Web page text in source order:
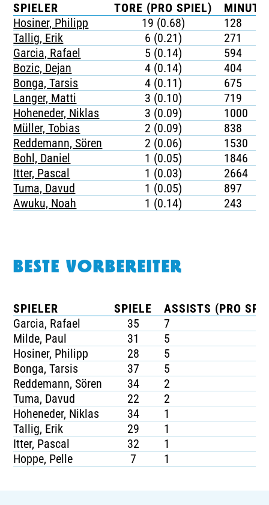
SPIELER TORE (PRO SPIEL)
Hosiner, Philipp
19 (0.68)
128
Tallig, Erik
6 (0.21)
271
Garcia, Rafael
5 (0.14)
594
Bozic, Dejan
4 (0.14)
404
Bonga, Tarsis
4 (0.11)
675
Langer, Matti
3 (0.10)
719
Hoheneder, Niklas
3 (0.09)
1000
Müller, Tobias
2 (0.09)
838
Reddemann, Sören
2 (0.06)
1530
Bohl, Daniel
1 (0.05)
1846
Itter, Pascal
1 (0.03)
2664
Tuma, Davud
1 (0.05)
897
Awuku, Noah
1 (0.14) 243
BESTE VORBEREITER
SPIELER SPIELE
ASSISTS (PRO
Garcia, Rafael
35
7
Milde, Paul
31
5
Hosiner, Philipp
28
5
Bonga, Tarsis
37
5
Reddemann, Sören
34
2
Tuma, Davud
22
2
Hoheneder, Niklas
34
1
Tallig, Erik
29
1
Itter, Pascal
32
1
Hoppe, Pelle
7 1